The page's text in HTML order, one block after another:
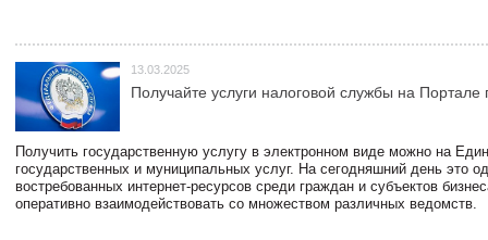
13.03.2025
Получайте услуги налоговой службы на Портале
Получить государственную услугу в электронном виде можно на
государственных и муниципальных услуг. На сегодняшний день это
востребованных интернет-ресурсов среди граждан и субъектов
оперативно взаимодействовать со множеством различных ведомств.